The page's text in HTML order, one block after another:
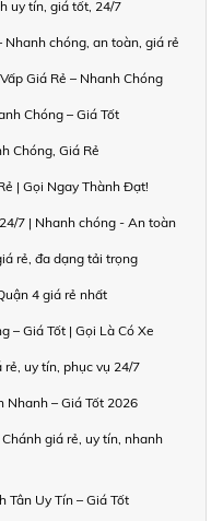
uy tín, giá tốt, 24/7
chóng, an toàn, giá rẻ
Giá Rẻ – Nhanh Chóng
Chóng – Giá Tốt
Chóng, Giá Rẻ
| Gọi Ngay Thành Đạt!
7 | Nhanh chóng - An toàn
rẻ, đa dạng tải trọng
4 giá rẻ nhất
– Giá Tốt | Gọi Là Có Xe
uy tín, phục vụ 24/7
Nhanh – Giá Tốt 2026
giá rẻ, uy tín, nhanh
Tân Uy Tín – Giá Tốt